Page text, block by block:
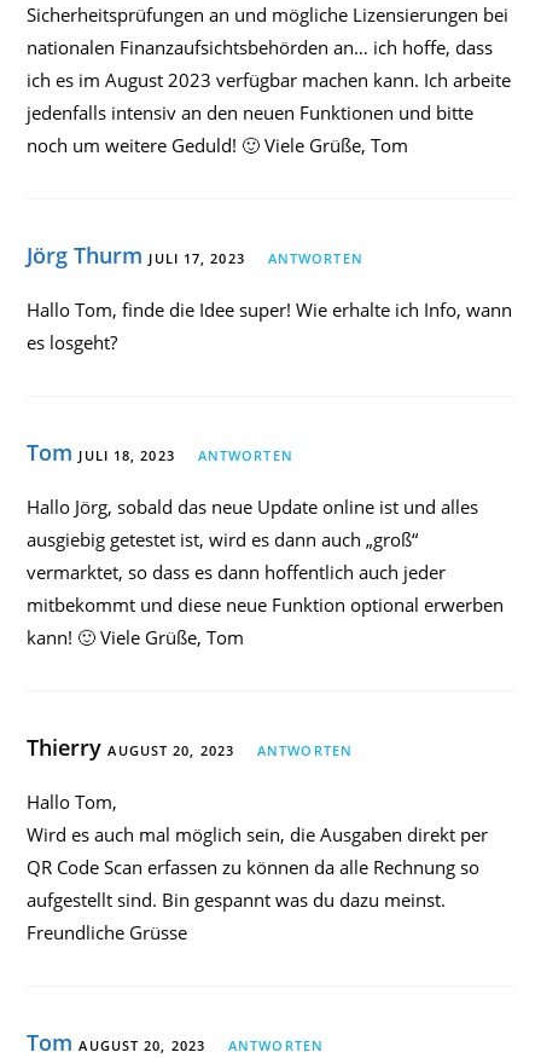
Sicherheitsprüfungen an und mögliche Lizensierungen bei
nationalen Finanzaufsichtsbehörden an… ich hoffe, dass
ich es im August 2023 verfügbar machen kann. Ich arbeite
jedenfalls intensiv an den neuen Funktionen und bitte
noch um weitere Geduld! 🙂 Viele Grüße, Tom
Jörg Thurm JULI 17, 2023 ANTWORTEN
Hallo Tom, finde die Idee super! Wie erhalte ich Info, wann
es losgeht?
Tom JULI 18, 2023 ANTWORTEN
Hallo Jörg, sobald das neue Update online ist und alles
ausgiebig getestet ist, wird es dann auch „groß“
vermarktet, so dass es dann hoffentlich auch jeder
mitbekommt und diese neue Funktion optional erwerben
kann! 🙂 Viele Grüße, Tom
ThierryAUGUST 20, 2023 ANTWORTEN
Hallo Tom,
Wird es auch mal möglich sein, die Ausgaben direkt per
QR Code Scan erfassen zu können da alle Rechnung so
aufgestellt sind. Bin gespannt was du dazu meinst.
Freundliche Grüsse
Tom AUGUST 20, 2023 ANTWORTEN